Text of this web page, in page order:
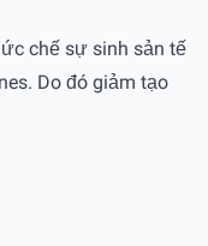
chế sự sinh sản tế
Do đó giảm tạo